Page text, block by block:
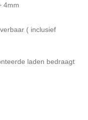
4mm
( inclusief
laden bedraagt